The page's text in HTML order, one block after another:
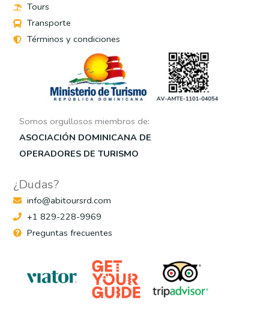
Tours
Transporte
Términos y condiciones
Somos orgullosos miembros de:
ASOCIACIÓN DOMINICANA DE
OPERADORES DE TURISMO
¿Dudas?
info@abitoursrd.com
+1 829-228-9969
Preguntas frecuentes